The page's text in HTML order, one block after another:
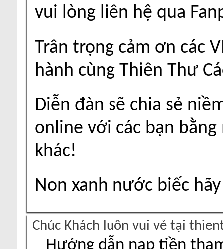
vui lòng liên hệ qua
Trân trọng cảm ơn các
hành cùng Thiên Thư
Diễn đàn sẽ chia sẻ
online với các bạn
khác!
Non xanh nước biếc
Chúc Khách luôn vui vẻ tại
Hướng dẫn nạp tiền